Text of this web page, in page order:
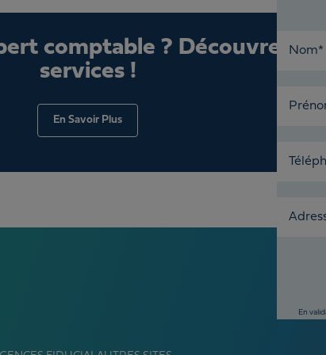
comptable ? Découvrez nos
services !
En Savoir Plus
Nom*
En